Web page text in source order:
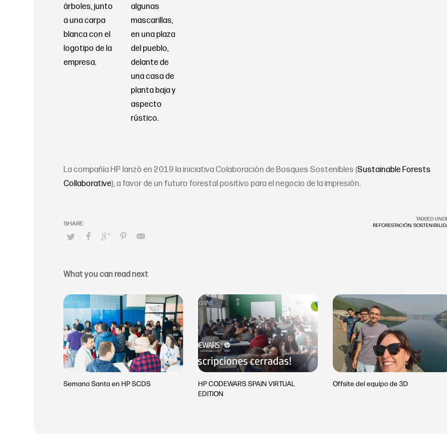
La compañía HP lanzó en 2019 la iniciativa Colaboración de Bosques Sostenibles (Sustainable Forests
Collaborative), a favor de un futuro forestal positivo para el negocio de la impresión.
TAGGED
REFORESTACIÓN,
What you can read next
Semana Santa en HP SCDS
HP CODEWARS SPAIN VIRTUAL
EDITION
Offsite del equipo de 3D